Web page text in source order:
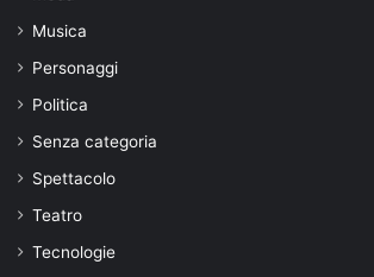
Musica
Personaggi
Politica
Senza categoria
Spettacolo
Teatro
Tecnologie